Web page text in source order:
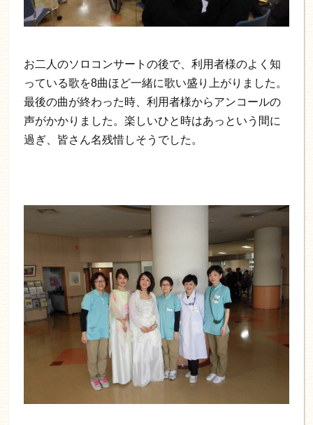
お二人のソロコンサートの後で、利用者様のよく知
っている歌を8曲ほど一緒に歌い盛り上がりました。
最後の曲が終わった時、利用者様からアンコールの
声がかかりました。楽しいひと時はあっという間に
過ぎ、皆さん名残惜しそうでした。